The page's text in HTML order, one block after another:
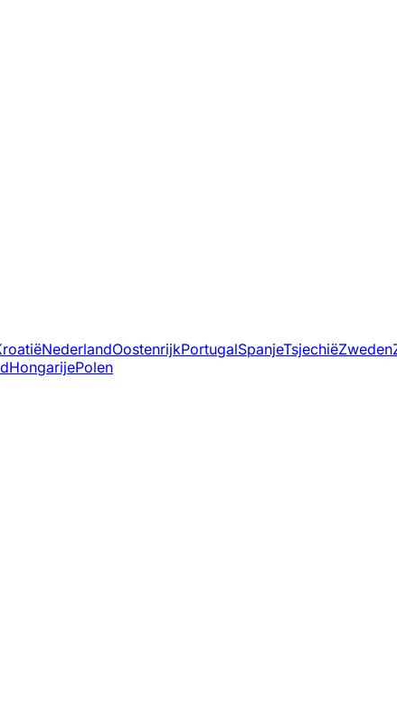
NederlandOostenrijkPortugalSpanjeTsjechiëZweden
HongarijePolen